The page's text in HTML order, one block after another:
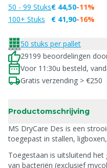
50 - 99 Stuks
100+ Stuks
€ 44,50
€ 41,90
-11%
-16%
50 stuks per pallet
29199 beoordelingen
Voor 11:30u besteld,
Gratis verzending > €250
Productomschrijving
MS DryCare Des is een
toegepast in stallen,
Toegestaan is uitsluitend
van bacteriën (exclusief